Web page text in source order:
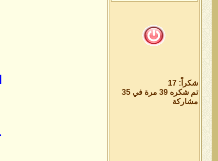
شكراً: 17
تم شكره 39 مرة في 35
مشاركة